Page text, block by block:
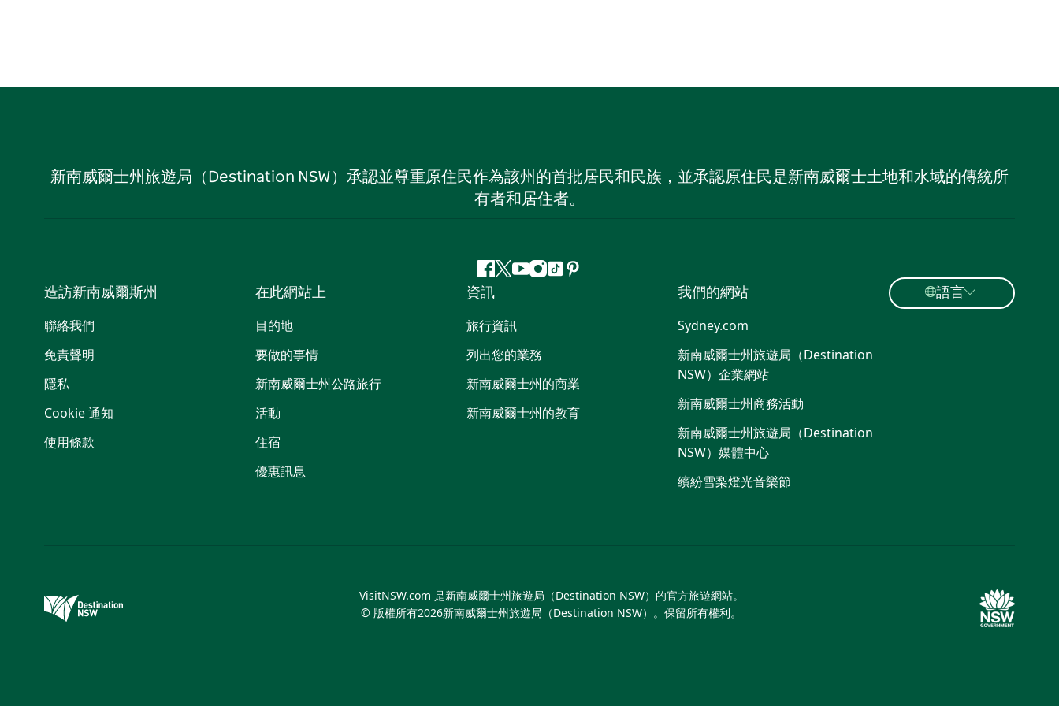
新南威爾士州旅遊局（Destination NSW）承認並尊重原住民作為該州的首批居民和民族，並承認原住民是新南威爾士土地和水域的傳統所
有者和居住者。
Facebook
嘰
喳
喳
Youtube
Instagram
抖 Pinterest
造訪新南威爾斯州
聯絡我們
免責聲明
隱私
Cookie 通知
使用條款
在此網站上
目的地
要做的事情
新南威爾士州公路旅行
活動
住宿
優惠訊息
資訊
旅行資訊
列出您的業務
新南威爾士州的商業
新南威爾士州的教育
我們的網站
Sydney.com
新南威爾士州旅遊局（Destination
NSW）企業網站
新南威爾士州商務活動
新南威爾士州旅遊局（Destination
NSW）媒體中心
繽紛雪梨燈光音樂節
語言
VisitNSW.com 是新南威爾士州旅遊局（Destination NSW）的官方旅遊網站。
© 版權所有2026新南威爾士州旅遊局（Destination NSW）。保留所有權利。